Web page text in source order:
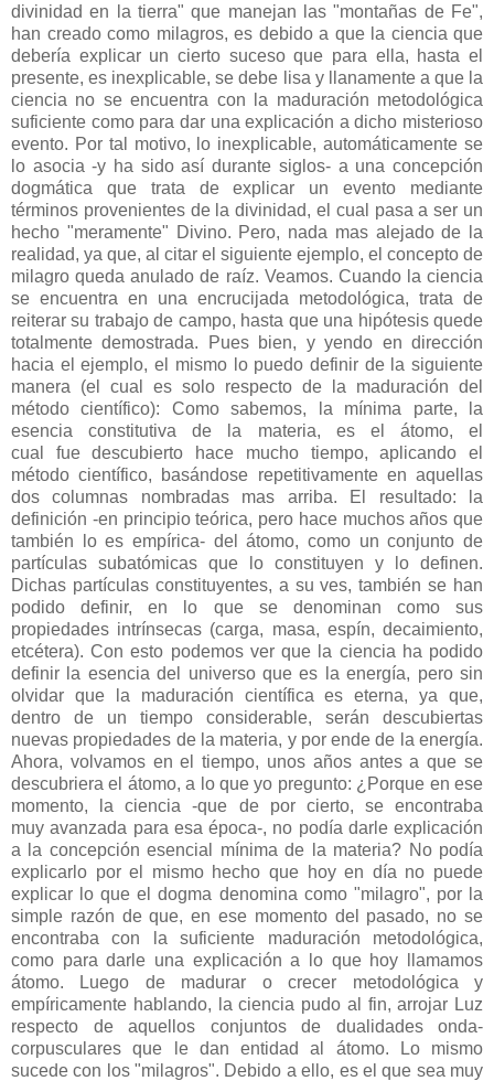
divinidad en la tierra" que manejan las "montañas de Fe",
han creado como milagros, es debido a que la ciencia que
debería explicar un cierto suceso que para ella, hasta el
presente, es inexplicable, se debe lisa y llanamente a que la
ciencia no se encuentra con la maduración metodológica
suficiente como para dar una explicación a dicho misterioso
evento. Por tal motivo, lo inexplicable, automáticamente se
lo asocia -y ha sido así durante siglos- a una concepción
dogmática que trata de explicar un evento mediante
términos provenientes de la divinidad, el cual pasa a ser un
hecho "meramente" Divino. Pero, nada mas alejado de la
realidad, ya que, al citar el siguiente ejemplo, el concepto de
milagro queda anulado de raíz. Veamos. Cuando la ciencia
se encuentra en una encrucijada metodológica, trata de
reiterar su trabajo de campo, hasta que una hipótesis quede
totalmente demostrada. Pues bien, y yendo en dirección
hacia el ejemplo, el mismo lo puedo definir de la siguiente
manera (el cual es solo respecto de la maduración del
método científico): Como sabemos, la mínima parte, la
esencia constitutiva de la materia, es el átomo, el
cual fue descubierto hace mucho tiempo, aplicando el
método científico, basándose repetitivamente en aquellas
dos columnas nombradas mas arriba. El resultado: la
definición -en principio teórica, pero hace muchos años que
también lo es empírica- del átomo, como un conjunto de
partículas subatómicas que lo constituyen y lo definen.
Dichas partículas constituyentes, a su ves, también se han
podido definir, en lo que se denominan como sus
propiedades intrínsecas (carga, masa, espín, decaimiento,
etcétera). Con esto podemos ver que la ciencia ha podido
definir la esencia del universo que es la energía, pero sin
olvidar que la maduración científica es eterna, ya que,
dentro de un tiempo considerable, serán descubiertas
nuevas propiedades de la materia, y por ende de la energía.
Ahora, volvamos en el tiempo, unos años antes a que se
descubriera el átomo, a lo que yo pregunto: ¿Porque en ese
momento, la ciencia -que de por cierto, se encontraba
muy avanzada para esa época-, no podía darle explicación
a la concepción esencial mínima de la materia? No podía
explicarlo por el mismo hecho que hoy en día no puede
explicar lo que el dogma denomina como "milagro", por la
simple razón de que, en ese momento del pasado, no se
encontraba con la suficiente maduración metodológica,
como para darle una explicación a lo que hoy llamamos
átomo. Luego de madurar o crecer metodológica y
empíricamente hablando, la ciencia pudo al fin, arrojar Luz
respecto de aquellos conjuntos de dualidades onda-
corpusculares que le dan entidad al átomo. Lo mismo
sucede con los "milagros". Debido a ello, es el que sea muy